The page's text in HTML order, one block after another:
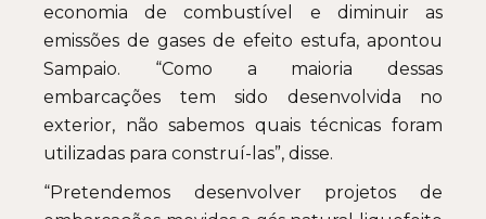
economia de combustível e diminuir as
emissões de gases de efeito estufa, apontou
Sampaio. “Como a maioria dessas
embarcações tem sido desenvolvida no
exterior, não sabemos quais técnicas foram
utilizadas para construí-las”, disse.
“Pretendemos desenvolver projetos de